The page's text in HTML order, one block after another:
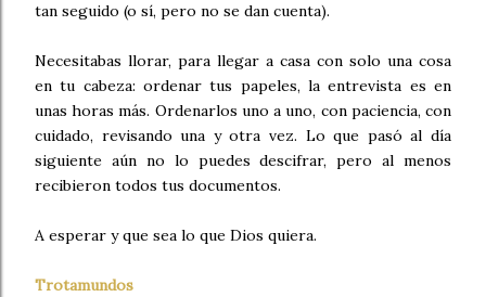
tan seguido (o sí, pero no se dan cuenta).
Necesitabas llorar, para llegar a casa con solo una cosa
en tu cabeza: ordenar tus papeles, la entrevista es en
unas horas más. Ordenarlos uno a uno, con paciencia, con
cuidado, revisando una y otra vez. Lo que pasó al día
siguiente aún no lo puedes descifrar, pero al menos
recibieron todos tus documentos.
A esperar y que sea lo que Dios quiera.
Trotamundos